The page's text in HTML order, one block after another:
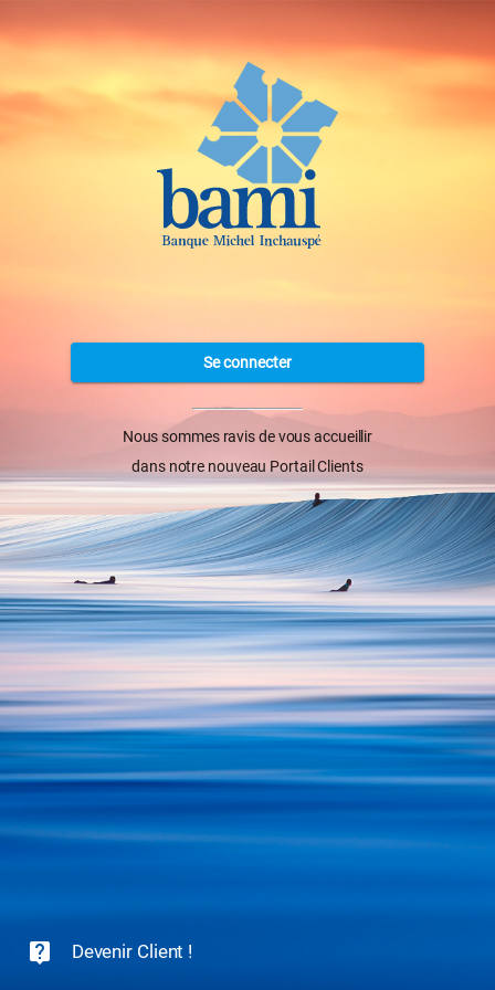
Se connecter
Nous sommes ravis de vous accueillir
dans notre nouveau Portail Clients
live_help Devenir Client !